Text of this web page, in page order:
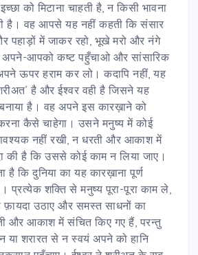
को मिटाना चाहती है, न किसी भावना
है। वह आपसे यह नहीं कहती कि संसार
पहाड़ों में जाकर रहो, भूखे मरो और नंगे
अपने-आपको कष्ट पहुँचाओ और सांसारिक
ऊपर हराम कर लो। कदापि नहीं, यह
है और ईश्वर वही है जिसने यह
है। वह अपने इस कारख़ाने को
करना कैसे चाहेगा। उसने मनुष्य में कोई
नहीं रखी, न धरती और आकाश में
की है कि उससे कोई काम न लिया जाए।
है कि दुनिया का यह कारख़ाना पूर्ण
प्रत्येक शक्ति से मनुष्य पूरा-पूरा काम ले,
उठाए और समस्त साधनों का
और आकाश में संचित किए गए हैं, परन्तु
या शरारत से न स्वयं अपने को हानि